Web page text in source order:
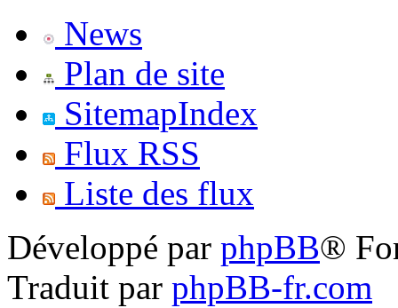
News
Plan de site
SitemapIndex
Flux RSS
Liste des flux
Développé par phpBB®
Traduit par phpBB-fr.com